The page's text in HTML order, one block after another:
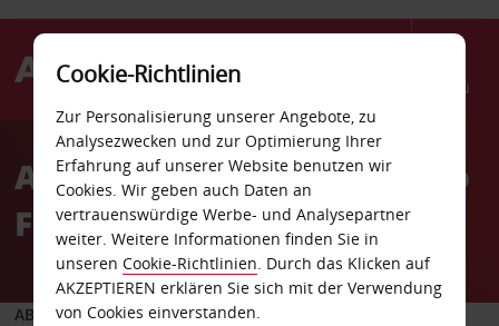
Menü
AvisAutovermietung Pocatello
Flughafen
ABHOLEN VON
Cookie-Richtlinien
Zur Personalisierung unserer Angebote, zu
Analysezwecken und zur Optimierung Ihrer
Erfahrung auf unserer Website benutzen wir
Cookies. Wir geben auch Daten an
vertrauenswürdige Werbe- und Analysepartner
weiter. Weitere Informationen finden Sie in
unseren Cookie-Richtlinien. Durch das Klicken auf
AKZEPTIEREN erklären Sie sich mit der Verwendung
von Cookies einverstanden.